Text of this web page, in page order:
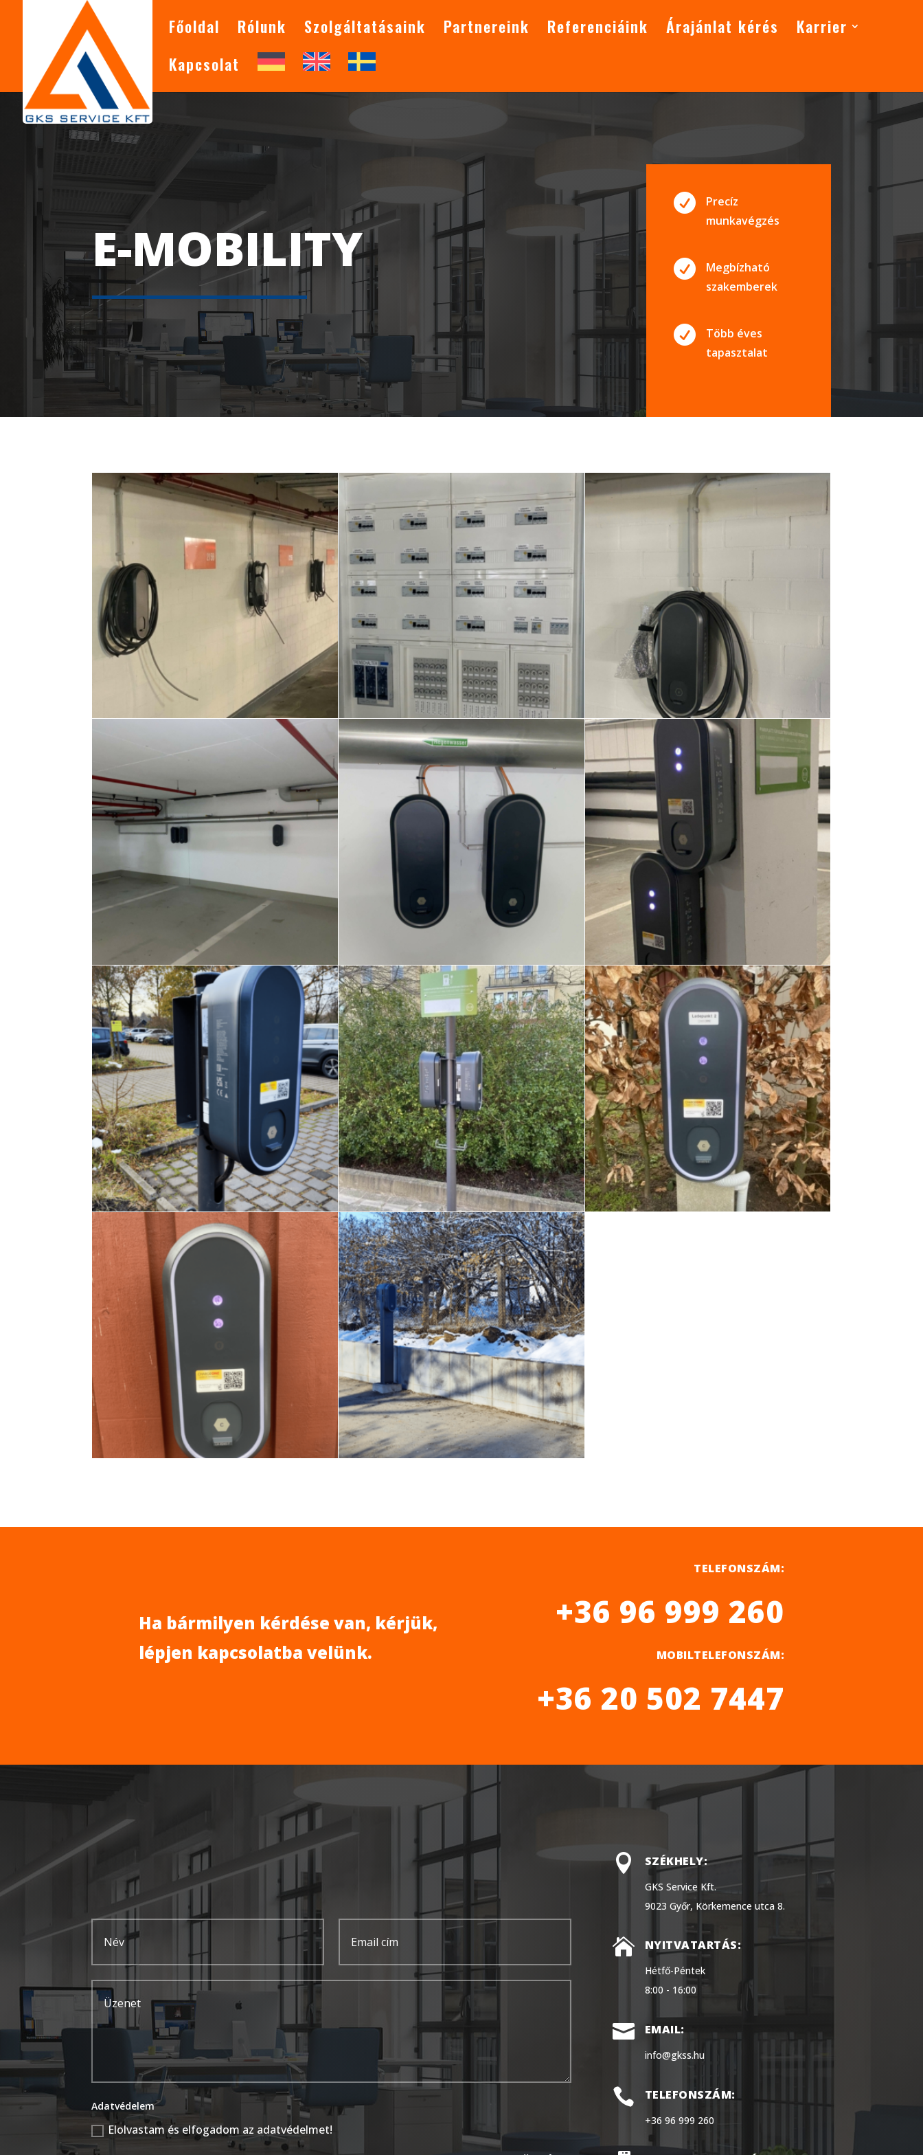
Főoldal Rólunk Szolgáltatásaink Partnereink Referenciáink Árajánlat kérés
Karrier
Kapcsolat
E-MOBILITY

Precíz
munkavégzés

Megbízható
szakemberek

Több éves
tapasztalat
Ha bármilyen kérdése van, kérjük,
lépjen kapcsolatba velünk.
TELEFONSZÁM:
+36 96 999 260
MOBILTELEFONSZÁM:
+36 20 502 7447
Adatvédelem
Elolvastam és elfogadom az adatvédelmet!
 SZÉKHELY:
GKS Service Kft.
9023 Győr, Körkemence utca 8.
 NYITVATARTÁS:
Hétfő-Péntek
8:00 - 16:00
 EMAIL:
info@gkss.hu
 TELEFONSZÁM:
+36 96 999 260